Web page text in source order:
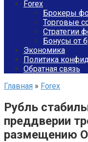
Forex
Брокеры
Торговые
Стратегии
Бонусы от
Экономика
Политика
Обратная связь
Главная » Forex
Рубль
преддверии
размещению